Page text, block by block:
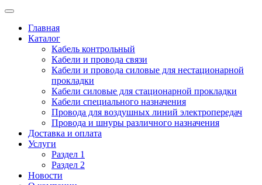
Главная
Каталог
Кабель контрольный
Кабели и провода связи
Кабели и провода силовые для нестационарной
прокладки
Кабели силовые для стационарной прокладки
Кабели специального назначения
Провода для воздушных линий электропередач
Провода и шнуры различного назначения
Доставка и оплата
Услуги
Раздел 1
Раздел 2
Новости